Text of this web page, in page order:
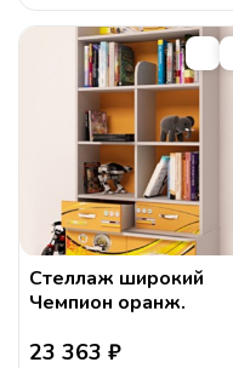
Стеллаж широкий
Чемпион оранж.
23 363 ₽